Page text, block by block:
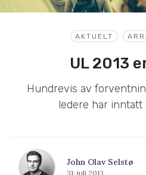
AKTUELT
UL 2013
Hundrevis av
ledere har inntatt
John Olav Selstø
31. juli 2013